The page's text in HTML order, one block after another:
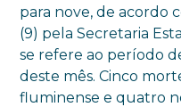
para nove, de acordo
(9) pela Secretaria
se refere ao período
deste mês. Cinco
fluminense e quatro